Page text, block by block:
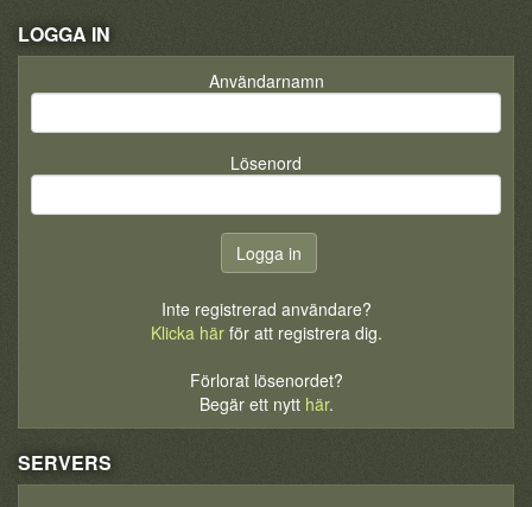
LOGGA IN
Användarnamn
Lösenord
Inte registrerad användare?
Klicka härför att registrera dig.
Förlorat lösenordet?
Begär ett nytt här.
SERVERS